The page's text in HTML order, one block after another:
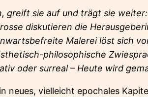
greift sie auf und trägt sie
diskutieren die
Malerei löst sich
philosophische
oder surreal – Heute wird
vielleicht epochales